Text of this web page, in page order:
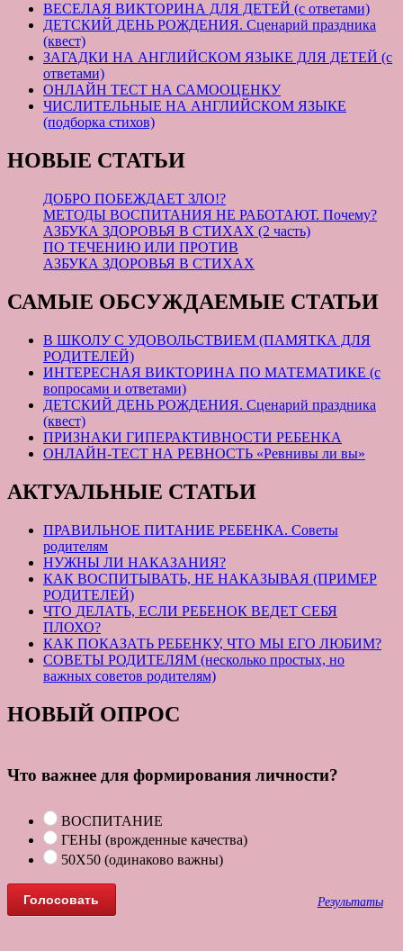
ВЕСЕЛАЯ ВИКТОРИНА ДЛЯ ДЕТЕЙ (с ответами)
ДЕТСКИЙ ДЕНЬ РОЖДЕНИЯ. Сценарий праздника
(квест)
ЗАГАДКИ НА АНГЛИЙСКОМ ЯЗЫКЕ ДЛЯ ДЕТЕЙ (с
ответами)
ОНЛАЙН ТЕСТ НА САМООЦЕНКУ
ЧИСЛИТЕЛЬНЫЕ НА АНГЛИЙСКОМ ЯЗЫКЕ
(подборка стихов)
НОВЫЕ СТАТЬИ
ДОБРО ПОБЕЖДАЕТ ЗЛО!?
МЕТОДЫ ВОСПИТАНИЯ НЕ РАБОТАЮТ. Почему?
АЗБУКА ЗДОРОВЬЯ В СТИХАХ (2 часть)
ПО ТЕЧЕНИЮ ИЛИ ПРОТИВ
АЗБУКА ЗДОРОВЬЯ В СТИХАХ
САМЫЕ ОБСУЖДАЕМЫЕ СТАТЬИ
В ШКОЛУ С УДОВОЛЬСТВИЕМ (ПАМЯТКА ДЛЯ
РОДИТЕЛЕЙ)
ИНТЕРЕСНАЯ ВИКТОРИНА ПО МАТЕМАТИКЕ (с
вопросами и ответами)
ДЕТСКИЙ ДЕНЬ РОЖДЕНИЯ. Сценарий праздника
(квест)
ПРИЗНАКИ ГИПЕРАКТИВНОСТИ РЕБЕНКА
ОНЛАЙН-ТЕСТ НА РЕВНОСТЬ «Ревнивы ли вы»
АКТУАЛЬНЫЕ СТАТЬИ
ПРАВИЛЬНОЕ ПИТАНИЕ РЕБЕНКА. Советы
родителям
НУЖНЫ ЛИ НАКАЗАНИЯ?
КАК ВОСПИТЫВАТЬ, НЕ НАКАЗЫВАЯ (ПРИМЕР
РОДИТЕЛЕЙ)
ЧТО ДЕЛАТЬ, ЕСЛИ РЕБЕНОК ВЕДЕТ СЕБЯ
ПЛОХО?
КАК ПОКАЗАТЬ РЕБЕНКУ, ЧТО МЫ ЕГО ЛЮБИМ?
СОВЕТЫ РОДИТЕЛЯМ (несколько простых, но
важных советов родителям)
НОВЫЙ ОПРОС
Что важнее для формирования личности?
ВОСПИТАНИЕ
ГЕНЫ (врожденные качества)
50Х50 (одинаково важны)
Результаты